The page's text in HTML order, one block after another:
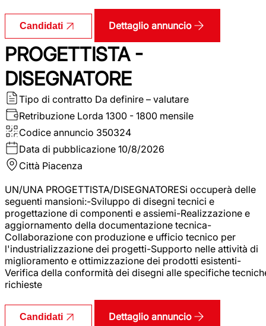
Candidati Dettaglio annuncio
PROGETTISTA -
DISEGNATORE
Tipo di contratto Da definire – valutare
Retribuzione Lorda 1300 - 1800 mensile
Codice annuncio 350324
Data di pubblicazione 10/8/2026
Città Piacenza
UN/UNA PROGETTISTA/DISEGNATORESi occuperà delle
seguenti mansioni:-Sviluppo di disegni tecnici e
progettazione di componenti e assiemi-Realizzazione e
aggiornamento della documentazione tecnica-
Collaborazione con produzione e ufficio tecnico per
l'industrializzazione dei progetti-Supporto nelle attività di
miglioramento e ottimizzazione dei prodotti esistenti-
Verifica della conformità dei disegni alle specifiche
richieste
Candidati Dettaglio annuncio